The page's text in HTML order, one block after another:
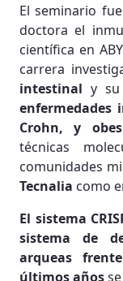
El seminario
doctora el
científica en
carrera
intestinal y su
enfermedades
Crohn, y
técnicas
comunidades
Tecnalia como
El sistema
sistema de
arqueas
últimos años